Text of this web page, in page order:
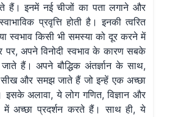
हैं। इनमें नई चीजों का पता लगाने और
प्रवृत्ति होती है। इनकी त्वरित
स्वभाव किसी भी समस्या को दूर करने में
अपने विनोदी स्वभाव के कारण सबके
हैं। अपने बौद्धिक अंतर्ज्ञान के साथ,
सीख और समझ जाते हैं जो इन्हें एक अच्छा
इसके अलावा, ये लोग गणित, विज्ञान और
में अच्छा प्रदर्शन करते हैं। साथ ही, ये